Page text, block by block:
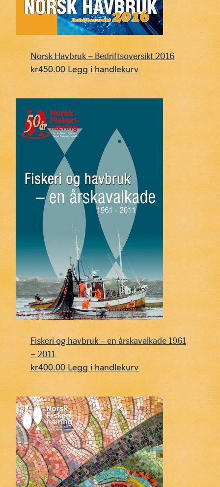
Norsk Havbruk – Bedriftsoversikt 2016
kr450.00 Legg i handlekurv
Fiskeri og havbruk – en årskavalkade 1961
– 2011
kr400.00 Legg i handlekurv